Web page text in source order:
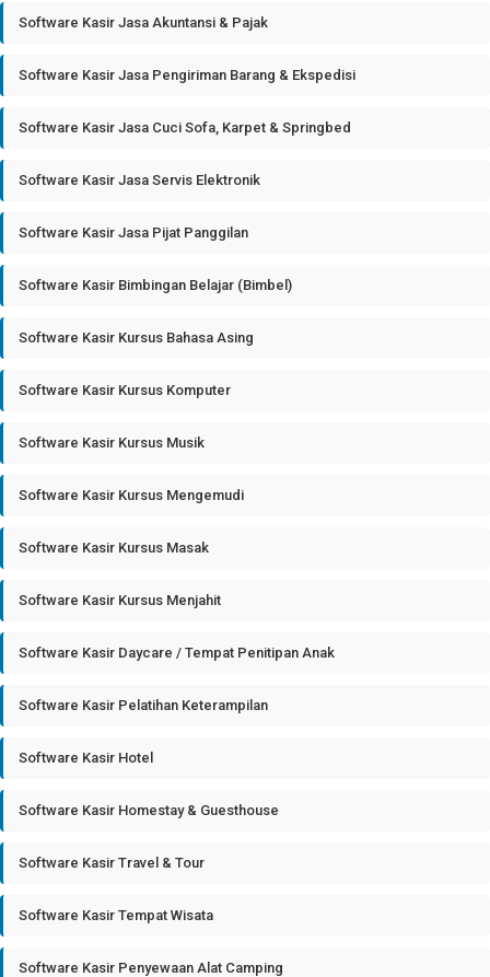
Software Kasir Jasa Akuntansi & Pajak
Software Kasir Jasa Pengiriman Barang & Ekspedisi
Software Kasir Jasa Cuci Sofa, Karpet & Springbed
Software Kasir Jasa Servis Elektronik
Software Kasir Jasa Pijat Panggilan
Software Kasir Bimbingan Belajar (Bimbel)
Software Kasir Kursus Bahasa Asing
Software Kasir Kursus Komputer
Software Kasir Kursus Musik
Software Kasir Kursus Mengemudi
Software Kasir Kursus Masak
Software Kasir Kursus Menjahit
Software Kasir Daycare / Tempat Penitipan Anak
Software Kasir Pelatihan Keterampilan
Software Kasir Hotel
Software Kasir Homestay & Guesthouse
Software Kasir Travel & Tour
Software Kasir Tempat Wisata
Software Kasir Penyewaan Alat Camping